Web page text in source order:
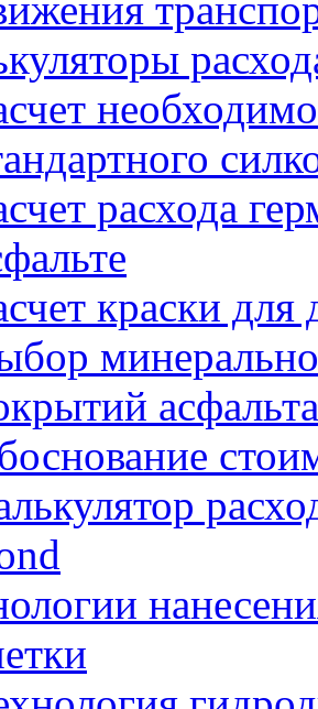
расхода
краски
асфальта